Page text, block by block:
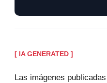
[ IA GENERATED ]
Las imágenes